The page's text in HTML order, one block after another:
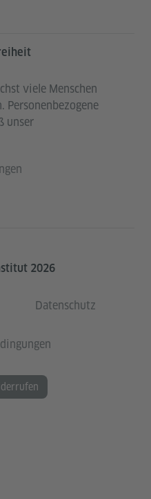
viele Menschen
Personenbezogene
unser
2026
Datenschutz